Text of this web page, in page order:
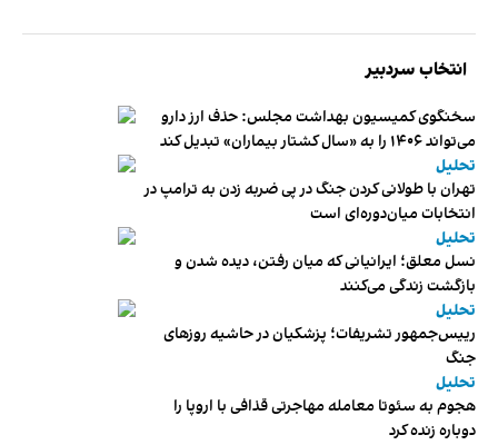
انتخاب سردبیر
سخنگوی کمیسیون بهداشت مجلس: حذف ارز دارو
می‌تواند ۱۴۰۶ را به «سال کشتار بیماران» تبدیل کند
تحلیل
تهران با طولانی کردن جنگ در پی ضربه زدن به ترامپ در
انتخابات میان‌دوره‌ای است
تحلیل
نسل معلق؛ ایرانیانی که میان رفتن، دیده شدن و
بازگشت زندگی می‌کنند
تحلیل
رییس‌جمهور تشریفات؛ پزشکیان در حاشیه روزهای
جنگ
تحلیل
هجوم به سئوتا معامله مهاجرتی قذافی با اروپا را
دوباره زنده کرد